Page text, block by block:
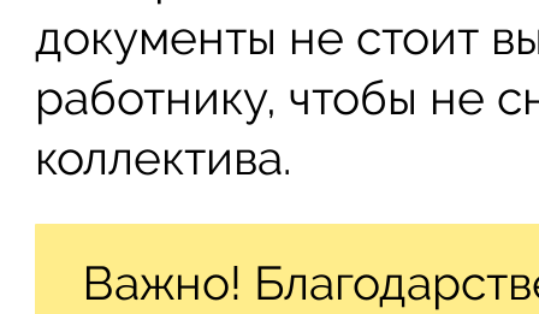
документы не стоит
работнику, чтобы не
коллектива.
Важно!